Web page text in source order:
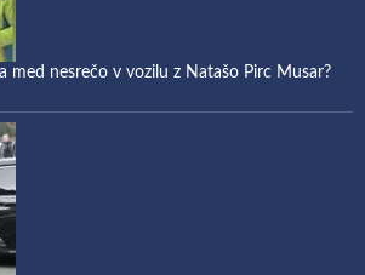
med nesrečo v vozilu z Natašo Pirc Musar?